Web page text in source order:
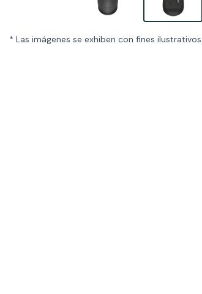
* Las imágenes se exhiben con fines ilustrativos.